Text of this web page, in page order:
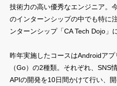
技術力の高い優秀なエンジニア。
のインターンシップの中でも特に
ンターンシップ「CA Tech Dojo」
昨年実施したコースはAndroidア
（Go）の2種類。それぞれ、SNS
APIの開発を10日間かけて行い、